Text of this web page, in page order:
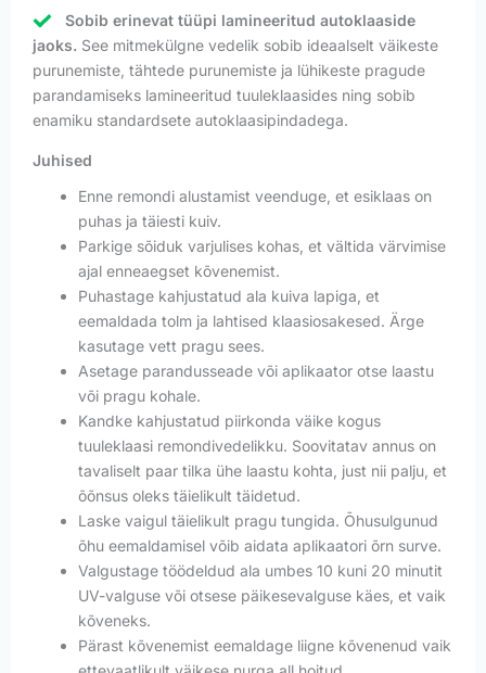
Sobib erinevat tüüpi lamineeritud autoklaaside
jaoks. See mitmekülgne vedelik sobib ideaalselt väikeste
purunemiste, tähtede purunemiste ja lühikeste pragude
parandamiseks lamineeritud tuuleklaasides ning sobib
enamiku standardsete autoklaasipindadega.
Juhised
Enne remondi alustamist veenduge, et esiklaas on
puhas ja täiesti kuiv.
Parkige sõiduk varjulises kohas, et vältida värvimise
ajal enneaegset kõvenemist.
Puhastage kahjustatud ala kuiva lapiga, et
eemaldada tolm ja lahtised klaasiosakesed. Ärge
kasutage vett pragu sees.
Asetage parandusseade või aplikaator otse laastu
või pragu kohale.
Kandke kahjustatud piirkonda väike kogus
tuuleklaasi remondivedelikku. Soovitatav annus on
tavaliselt paar tilka ühe laastu kohta, just nii palju, et
õõnsus oleks täielikult täidetud.
Laske vaigul täielikult pragu tungida. Õhusulgunud
õhu eemaldamisel võib aidata aplikaatori õrn surve.
Valgustage töödeldud ala umbes 10 kuni 20 minutit
UV-valguse või otsese päikesevalguse käes, et vaik
kõveneks.
Pärast kõvenemist eemaldage liigne kõvenenud vaik